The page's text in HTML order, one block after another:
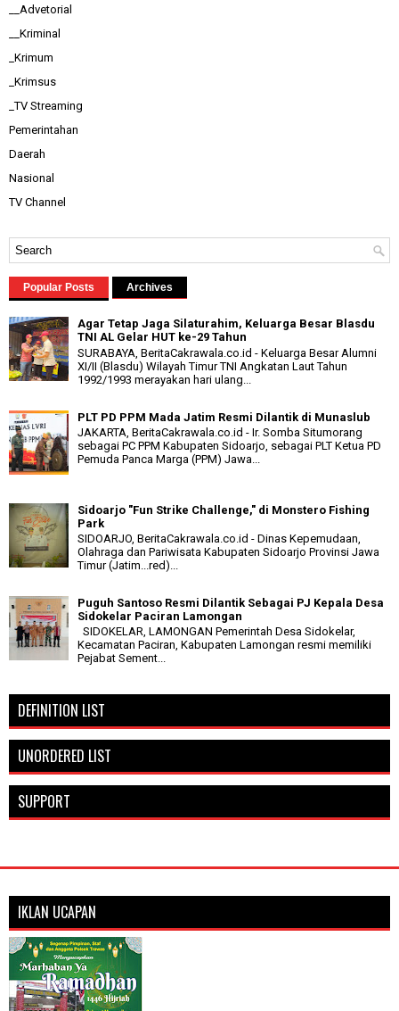
__Advetorial
__Kriminal
_Krimum
_Krimsus
_TV Streaming
Pemerintahan
Daerah
Nasional
TV Channel
Popular Posts Archives
Agar Tetap Jaga Silaturahim, Keluarga Besar Blasdu
TNI AL Gelar HUT ke-29 Tahun
SURABAYA, BeritaCakrawala.co.id - Keluarga Besar Alumni
XI/II (Blasdu) Wilayah Timur TNI Angkatan Laut Tahun
1992/1993 merayakan hari ulang...
PLT PD PPM Mada Jatim Resmi Dilantik di Munaslub
JAKARTA, BeritaCakrawala.co.id - Ir. Somba Situmorang
sebagai PC PPM Kabupaten Sidoarjo, sebagai PLT Ketua PD
Pemuda Panca Marga (PPM) Jawa...
Sidoarjo "Fun Strike Challenge," di Monstero Fishing
Park
SIDOARJO, BeritaCakrawala.co.id - Dinas Kepemudaan,
Olahraga dan Pariwisata Kabupaten Sidoarjo Provinsi Jawa
Timur (Jatim...red)...
Puguh Santoso Resmi Dilantik Sebagai PJ Kepala Desa
Sidokelar Paciran Lamongan
SIDOKELAR, LAMONGAN Pemerintah Desa Sidokelar,
Kecamatan Paciran, Kabupaten Lamongan resmi memiliki
Pejabat Sement...
DEFINITION LIST
UNORDERED LIST
SUPPORT
IKLAN UCAPAN